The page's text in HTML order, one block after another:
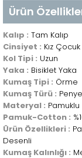
Ürün
Kalıp : Tam Kalıp
Cinsiyet : Kız Çocuk
Kol Tipi : Uzun
Yaka : Bisiklet Yaka
Kumaş Tipi : Örme
Kumaş Türü : Penye
Materyal : Pamuklu
Pamuk-Cotton :
Ürün Özellikleri :
Desenli
Kumaş Kalınlığı :